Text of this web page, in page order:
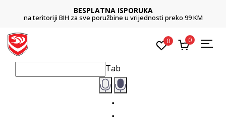
BESPLATNA ISPORUKA
na teritoriji BIH za sve poružbine u vrijednosti preko 99 KM
0 0
Tab